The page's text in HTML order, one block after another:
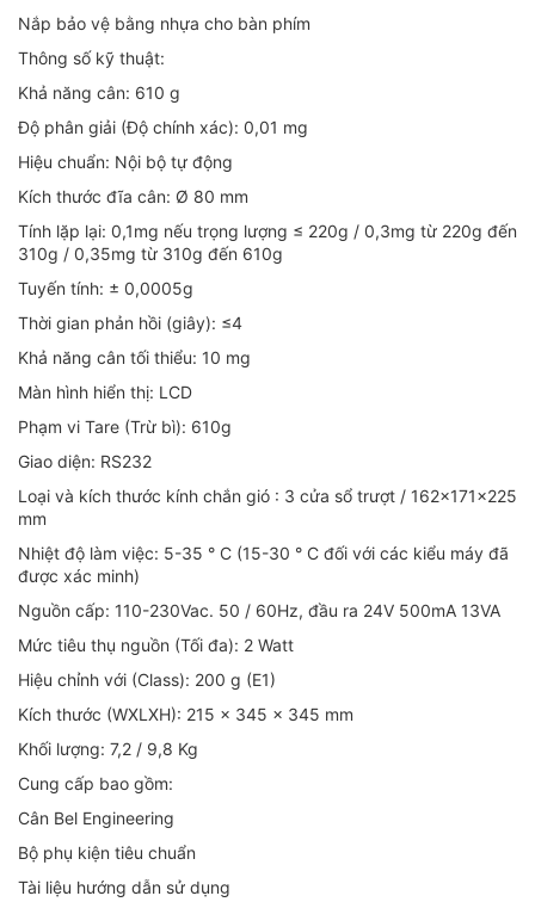
Nắp bảo vệ bằng nhựa cho bàn phím
Thông số kỹ thuật:
Khả năng cân: 610 g
Độ phân giải (Độ chính xác): 0,01 mg
Hiệu chuẩn: Nội bộ tự động
Kích thước đĩa cân: Ø 80 mm
Tính lặp lại: 0,1mg nếu trọng lượng ≤ 220g / 0,3mg từ 220g đến
310g / 0,35mg từ 310g đến 610g
Tuyến tính: ± 0,0005g
Thời gian phản hồi (giây): ≤4
Khả năng cân tối thiểu: 10 mg
Màn hình hiển thị: LCD
Phạm vi Tare (Trừ bì): 610g
Giao diện: RS232
Loại và kích thước kính chắn gió : 3 cửa sổ trượt / 162x171x225
mm
Nhiệt độ làm việc: 5-35 ° C (15-30 ° C đối với các kiểu máy đã
được xác minh)
Nguồn cấp: 110-230Vac. 50 / 60Hz, đầu ra 24V 500mA 13VA
Mức tiêu thụ nguồn (Tối đa): 2 Watt
Hiệu chỉnh với (Class): 200 g (E1)
Kích thước (WXLXH): 215 x 345 x 345 mm
Khối lượng: 7,2 / 9,8 Kg
Cung cấp bao gồm:
Cân Bel Engineering
Bộ phụ kiện tiêu chuẩn
Tài liệu hướng dẫn sử dụng